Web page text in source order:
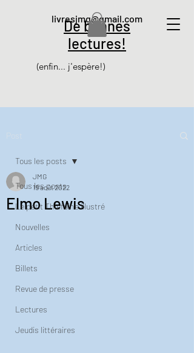
De bonnes
lectures!
(enfin... j'espère!)
livresjmg@gmail.com
Tous les posts
Le petit Thiéfaine illustré
Nouvelles
Articles
Billets
Revue de presse
Lectures
Jeudis littéraires
Tous les posts
Elmo Lewis
JMG
19 août 2022